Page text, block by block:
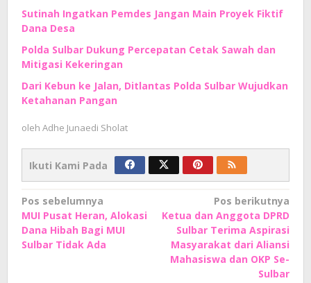
Sutinah Ingatkan Pemdes Jangan Main Proyek Fiktif
Dana Desa
Polda Sulbar Dukung Percepatan Cetak Sawah dan
Mitigasi Kekeringan
Dari Kebun ke Jalan, Ditlantas Polda Sulbar Wujudkan
Ketahanan Pangan
oleh Adhe Junaedi Sholat
Ikuti Kami Pada
Navigasi
pos
Pos sebelumnya
MUI Pusat Heran, Alokasi
Dana Hibah Bagi MUI
Sulbar Tidak Ada
Pos berikutnya
Ketua dan Anggota DPRD
Sulbar Terima Aspirasi
Masyarakat dari Aliansi
Mahasiswa dan OKP Se-
Sulbar